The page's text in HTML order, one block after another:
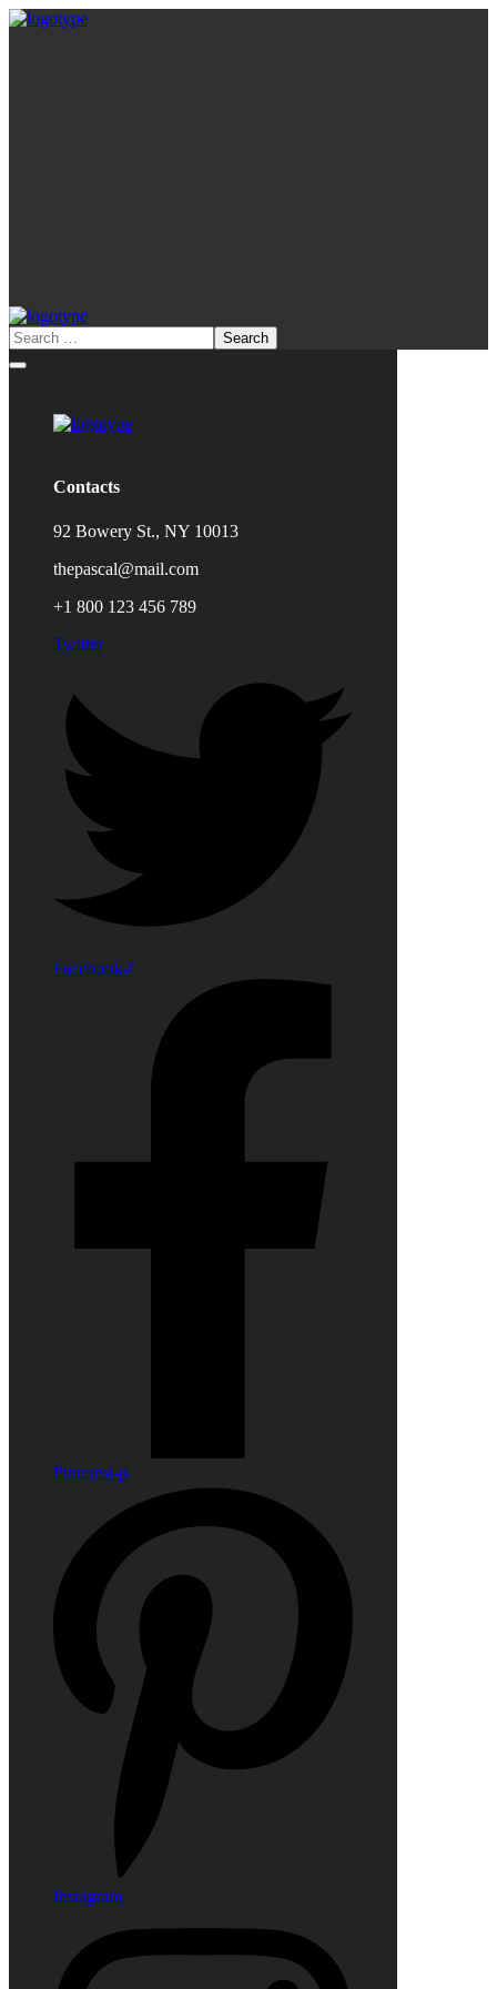
Contacts
92 Bowery St., NY 10013
thepascal@mail.com
+1 800 123 456 789
Twitter
Facebook-f
Pinterest-p
Instagram